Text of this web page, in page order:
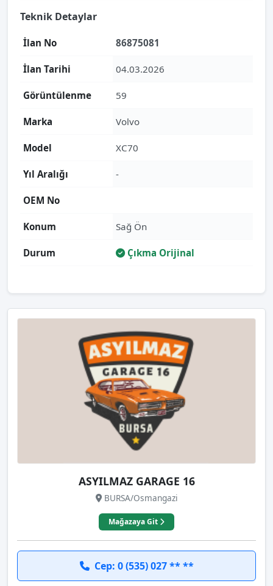
Teknik Detaylar
İlan No 86875081
İlan Tarihi 04.03.2026
Görüntülenme 59
Marka Volvo
Model XC70
Yıl Aralığı -
OEM No
Konum Sağ Ön
Durum Çıkma Orijinal
ASYILMAZ GARAGE 16
BURSA/Osmangazi
Mağazaya Git
Cep: 0 (535) 027 ** **